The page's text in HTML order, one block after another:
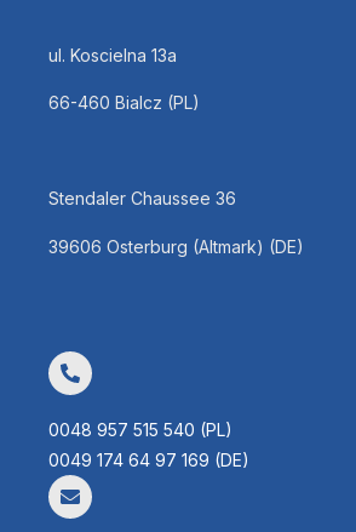
ul. Koscielna 13a
66-460 Bialcz (PL)
Stendaler Chaussee 36
39606 Osterburg (Altmark) (DE)
0048 957 515 540 (PL)
0049 174 64 97 169 (DE)